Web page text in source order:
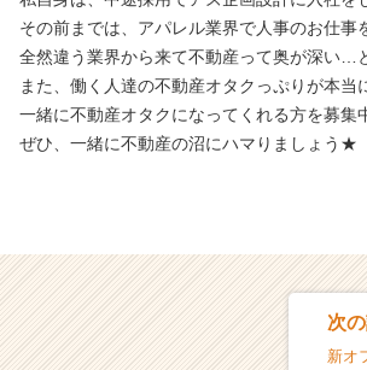
その前までは、アパレル業界で人事のお仕事
全然違う業界から来て不動産って奥が深い…
また、働く人達の不動産オタクっぷりが本当
一緒に不動産オタクになってくれる方を募集
ぜひ、一緒に不動産の沼にハマりましょう★
次
新オ